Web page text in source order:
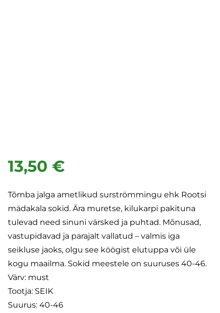
13,50 €
Tõmba jalga ametlikud surströmmingu ehk Rootsi
mädakala sokid. Ära muretse, kilukarpi pakituna
tulevad need sinuni värsked ja puhtad. Mõnusad,
vastupidavad ja parajalt vallatud – valmis iga
seikluse jaoks, olgu see köögist elutuppa või üle
kogu maailma. Sokid meestele on suuruses 40-46.
Värv: must
Tootja: SEIK
Suurus: 40-46